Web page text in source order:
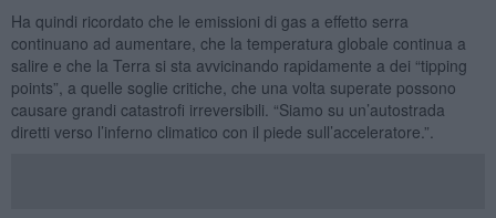
Ha quindi ricordato che le emissioni di gas a effetto serra
continuano ad aumentare, che la temperatura globale continua a
salire e che la Terra si sta avvicinando rapidamente a dei “tipping
points”, a quelle soglie critiche, che una volta superate possono
causare grandi catastrofi irreversibili. “Siamo su un’autostrada
diretti verso l’inferno climatico con il piede sull’acceleratore.”.